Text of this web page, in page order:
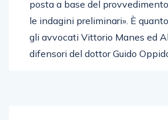
posta a base del
le indagini preliminari». È
gli avvocati Vittorio Manes ed
difensori del dottor Guido